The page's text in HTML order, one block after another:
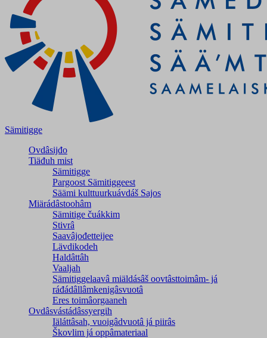
Sämitigge
Ovdâsijđo
Tiäđuh mist
Sämitigge
Pargoost Sämitiggeest
Säämi kulttuurkuávdáš Sajos
Miärádâstoohâm
Sämitige čuákkim
Stivrâ
Saavâjođetteijee
Lävdikodeh
Haldâttâh
Vaaljah
Sämitiggelaavâ miäldásâš oovtâsttoimâm- já
ráđádâllâmkenigâsvuotâ
Eres toimâorgaaneh
Ovdâsvástádâssyergih
Iäláttâsah, vuoigâdvuotâ já piirâs
Škovlim já oppâmateriaal